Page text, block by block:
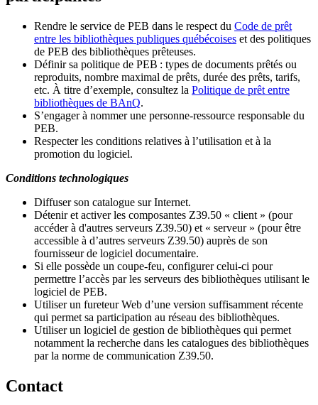
Rendre le service de PEB dans le respect du Code de prêt
entre les bibliothèques publiques québécoises et des politiques
de PEB des bibliothèques prêteuses.
Définir sa politique de PEB : types de documents prêtés ou
reproduits, nombre maximal de prêts, durée des prêts, tarifs,
etc. À titre d’exemple, consultez la Politique de prêt entre
bibliothèques de BAnQ.
S’engager à nommer une personne-ressource responsable du
PEB.
Respecter les conditions relatives à l’utilisation et à la
promotion du logiciel.
Conditions technologiques
Diffuser son catalogue sur Internet.
Détenir et activer les composantes Z39.50 « client » (pour
accéder à d'autres serveurs Z39.50) et « serveur » (pour être
accessible à d’autres serveurs Z39.50) auprès de son
fournisseur de logiciel documentaire.
Si elle possède un coupe-feu, configurer celui-ci pour
permettre l’accès par les serveurs des bibliothèques utilisant le
logiciel de PEB.
Utiliser un fureteur Web d’une version suffisamment récente
qui permet sa participation au réseau des bibliothèques.
Utiliser un logiciel de gestion de bibliothèques qui permet
notamment la recherche dans les catalogues des bibliothèques
par la norme de communication Z39.50.
Contact